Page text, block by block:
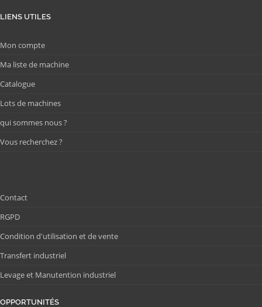
LIENS UTILES
Mon compte
Ma liste de machine
Catalogue
Lots de machines
qui sommes nous ?
Vous recherchez ?
Contact
RGPD
Condition d'utilisation et de vente
Transfert industriel
Levage et Manutention industriel
OPPORTUNITÉS